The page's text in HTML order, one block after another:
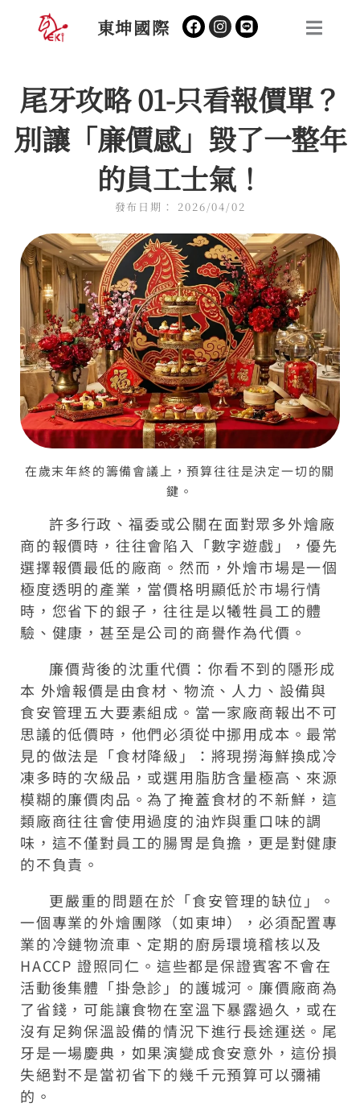
東坤國際 Facebook
Instagram
尾牙攻略 01-只看報價單？
別讓「廉價感」毀了一整年
的員工士氣！
發布日期： 2026/04/02
在歲末年終的籌備會議上，預算往往是決定一切的關
鍵。
許多行政、福委或公關在面對眾多外燴廠
商的報價時，往往會陷入「數字遊戲」，優先
選擇報價最低的廠商。然而，外燴市場是一個
極度透明的產業，當價格明顯低於市場行情
時，您省下的銀子，往往是以犧牲員工的體
驗、健康，甚至是公司的商譽作為代價。
廉價背後的沈重代價：你看不到的隱形成
本 外燴報價是由食材、物流、人力、設備與
食安管理五大要素組成。當一家廠商報出不可
思議的低價時，他們必須從中挪用成本。最常
見的做法是「食材降級」：將現撈海鮮換成冷
凍多時的次級品，或選用脂肪含量極高、來源
模糊的廉價肉品。為了掩蓋食材的不新鮮，這
類廠商往往會使用過度的油炸與重口味的調
味，這不僅對員工的腸胃是負擔，更是對健康
的不負責。
更嚴重的問題在於「食安管理的缺位」。
一個專業的外燴團隊（如東坤），必須配置專
業的冷鏈物流車、定期的廚房環境稽核以及
HACCP 證照同仁。這些都是保證賓客不會在
活動後集體「掛急診」的護城河。廉價廠商為
了省錢，可能讓食物在室溫下暴露過久，或在
沒有足夠保溫設備的情況下進行長途運送。尾
牙是一場慶典，如果演變成食安意外，這份損
失絕對不是當初省下的幾千元預算可以彌補
的。